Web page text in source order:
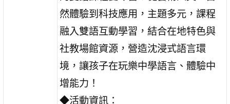
然體驗到科技應用，主題多元，課程
融入雙語互動學習，結合在地特色與
社教場館資源，營造沈浸式語言環
境，讓孩子在玩樂中學語言、體驗中
增能力！
◆活動資訊：